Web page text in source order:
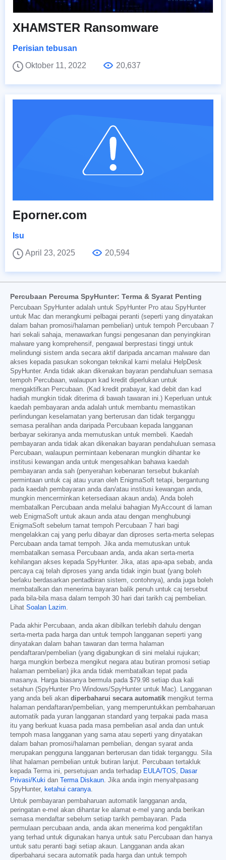
XHAMSTER Ransomware
Perisian tebusan
Oktober 11, 2022
20,637
Eporner.com
Isu
April 23, 2025
20,594
Percubaan Percuma SpyHunter: Terma & Syarat Penting
Percubaan SpyHunter adalah untuk SpyHunter Pro atau SpyHunter
untuk Mac dan merangkumi pelbagai peranti (seperti yang dinyatakan
dalam bahan promosi/halaman pembelian) untuk tempoh Percubaan 7
hari sekali sahaja, menawarkan fungsi pengesanan dan penyingkiran
malware yang komprehensif, pengawal berprestasi tinggi untuk
melindungi sistem anda secara aktif daripada ancaman malware dan
akses kepada pasukan sokongan teknikal kami melalui HelpDesk
SpyHunter. Anda tidak akan dikenakan bayaran pendahuluan semasa
tempoh Percubaan, walaupun kad kredit diperlukan untuk
mengaktifkan Percubaan. (Kad kredit prabayar, kad debit dan kad
hadiah mungkin tidak diterima di bawah tawaran ini.) Keperluan untuk
kaedah pembayaran anda adalah untuk membantu memastikan
perlindungan keselamatan yang berterusan dan tidak terganggu
semasa peralihan anda daripada Percubaan kepada langganan
berbayar sekiranya anda memutuskan untuk membeli. Kaedah
pembayaran anda tidak akan dikenakan bayaran pendahuluan semasa
Percubaan, walaupun permintaan kebenaran mungkin dihantar ke
institusi kewangan anda untuk mengesahkan bahawa kaedah
pembayaran anda sah (penyerahan kebenaran tersebut bukanlah
permintaan untuk caj atau yuran oleh EnigmaSoft tetapi, bergantung
pada kaedah pembayaran anda dan/atau institusi kewangan anda,
mungkin mencerminkan ketersediaan akaun anda). Anda boleh
membatalkan Percubaan anda melalui bahagian MyAccount di laman
web EnigmaSoft untuk akaun anda atau dengan menghubungi
EnigmaSoft sebelum tamat tempoh Percubaan 7 hari bagi
mengelakkan caj yang perlu dibayar dan diproses serta-merta selepas
Percubaan anda tamat tempoh. Jika anda memutuskan untuk
membatalkan semasa Percubaan anda, anda akan serta-merta
kehilangan akses kepada SpyHunter. Jika, atas apa-apa sebab, anda
percaya caj telah diproses yang anda tidak ingin buat (yang boleh
berlaku berdasarkan pentadbiran sistem, contohnya), anda juga boleh
membatalkan dan menerima bayaran balik penuh untuk caj tersebut
pada bila-bila masa dalam tempoh 30 hari dari tarikh caj pembelian.
Lihat Soalan Lazim.
Pada akhir Percubaan, anda akan dibilkan terlebih dahulu dengan
serta-merta pada harga dan untuk tempoh langganan seperti yang
dinyatakan dalam bahan tawaran dan terma halaman
pendaftaran/pembelian (yang digabungkan di sini melalui rujukan;
harga mungkin berbeza mengikut negara atau butiran promosi setiap
halaman pembelian) jika anda tidak membatalkan tepat pada
masanya. Harga biasanya bermula pada $79.98 setiap dua kali
setahun (SpyHunter Pro Windows/SpyHunter untuk Mac). Langganan
yang anda beli akan diperbaharui secara automatik mengikut terma
halaman pendaftaran/pembelian, yang memperuntukkan pembaharuan
automatik pada yuran langganan standard yang terpakai pada masa
itu yang berkuat kuasa pada masa pembelian asal anda dan untuk
tempoh masa langganan yang sama atau seperti yang dinyatakan
dalam bahan promosi/halaman pembelian, dengan syarat anda
merupakan pengguna langganan berterusan dan tidak terganggu. Sila
lihat halaman pembelian untuk butiran lanjut. Percubaan tertakluk
kepada Terma ini, persetujuan anda terhadap EULA/TOS, Dasar
Privasi/Kuki dan Terma Diskaun. Jika anda ingin menyahpasang
SpyHunter, ketahui caranya.
Untuk pembayaran pembaharuan automatik langganan anda,
peringatan e-mel akan dihantar ke alamat e-mel yang anda berikan
semasa mendaftar sebelum setiap tarikh pembayaran. Pada
permulaan percubaan anda, anda akan menerima kod pengaktifan
yang terhad untuk digunakan hanya untuk satu Percubaan dan hanya
untuk satu peranti bagi setiap akaun. Langganan anda akan
diperbaharui secara automatik pada harga dan untuk tempoh